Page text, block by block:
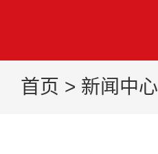
首页 > 新闻中心